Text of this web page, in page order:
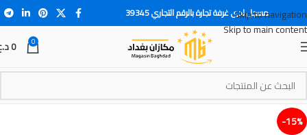
Skip to navigation
Skip to main content
مسجل لدى غرفة تجارة بالرقم التجاري 39345
0
0
15%-